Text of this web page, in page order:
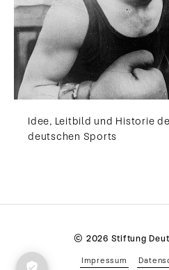
Idee, Leitbild und Historie
deutschen Sports
© 2026 Stiftung
Impressum